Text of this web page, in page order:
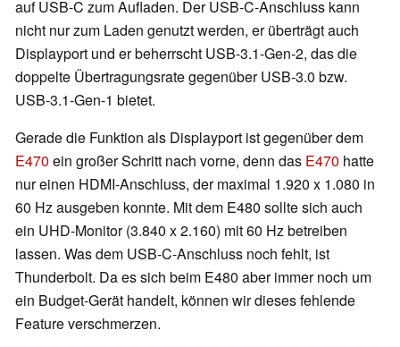
auf USB-C zum Aufladen. Der USB-C-Anschluss kann
nicht nur zum Laden genutzt werden, er überträgt auch
Displayport und er beherrscht USB-3.1-Gen-2, das die
doppelte Übertragungsrate gegenüber USB-3.0 bzw.
USB-3.1-Gen-1 bietet.
Gerade die Funktion als Displayport ist gegenüber dem
E470 ein großer Schritt nach vorne, denn das E470 hatte
nur einen HDMI-Anschluss, der maximal 1.920 x 1.080 in
60 Hz ausgeben konnte. Mit dem E480 sollte sich auch
ein UHD-Monitor (3.840 x 2.160) mit 60 Hz betreiben
lassen. Was dem USB-C-Anschluss noch fehlt, ist
Thunderbolt. Da es sich beim E480 aber immer noch um
ein Budget-Gerät handelt, können wir dieses fehlende
Feature verschmerzen.